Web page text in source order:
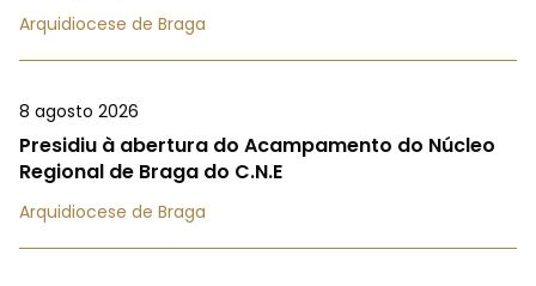
Arquidiocese de Braga
8 agosto 2026
Presidiu à abertura do Acampamento do Núcleo
Regional de Braga do C.N.E
Arquidiocese de Braga